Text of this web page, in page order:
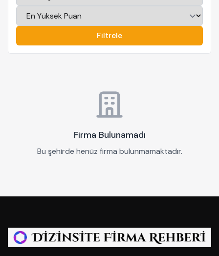
Filtrele
Firma Bulunamadı
Bu şehirde henüz firma bulunmamaktadır.